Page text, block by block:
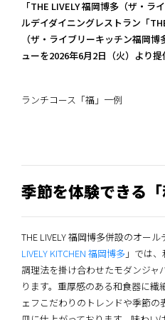
「THE LIVELY 福岡博多（ザ・
ルデイダイニングレストラン「
（ザ・ライブリーキッチン福岡
ューを2026年6月2日（火）より提
ランチコース「福」一例
季節を体験できる
THE LIVELY 福岡博多併設のオー
LIVELY KITCHEN 福岡博多 」では
調理法を掛け合わせたモダンジャ
ります。重厚感のある和食器に
ェフこだわりのトレンドや季節